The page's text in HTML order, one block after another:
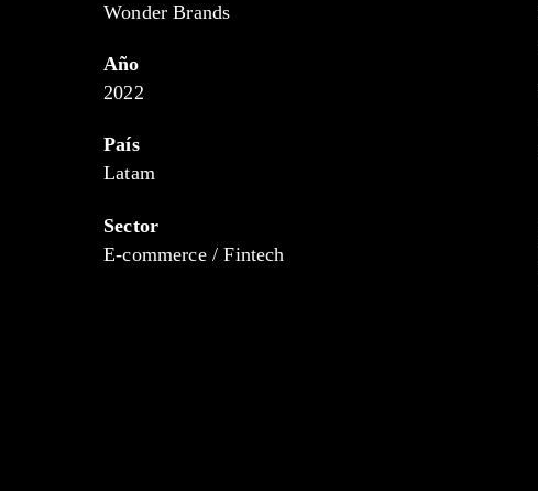
Wonder Brands
Año
2022
País
Latam
Sector
E-commerce / Fintech